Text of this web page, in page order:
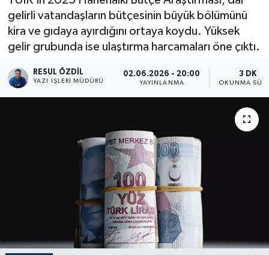
gelirli vatandaşların bütçesinin büyük bölümünü
kira ve gıdaya ayırdığını ortaya koydu. Yüksek
gelir grubunda ise ulaştırma harcamaları öne çıktı.
RESUL ÖZDIL
YAZI İŞLERI MÜDÜRÜ
02.06.2026 - 20:00
YAYINLANMA
3 DK
OKUNMA